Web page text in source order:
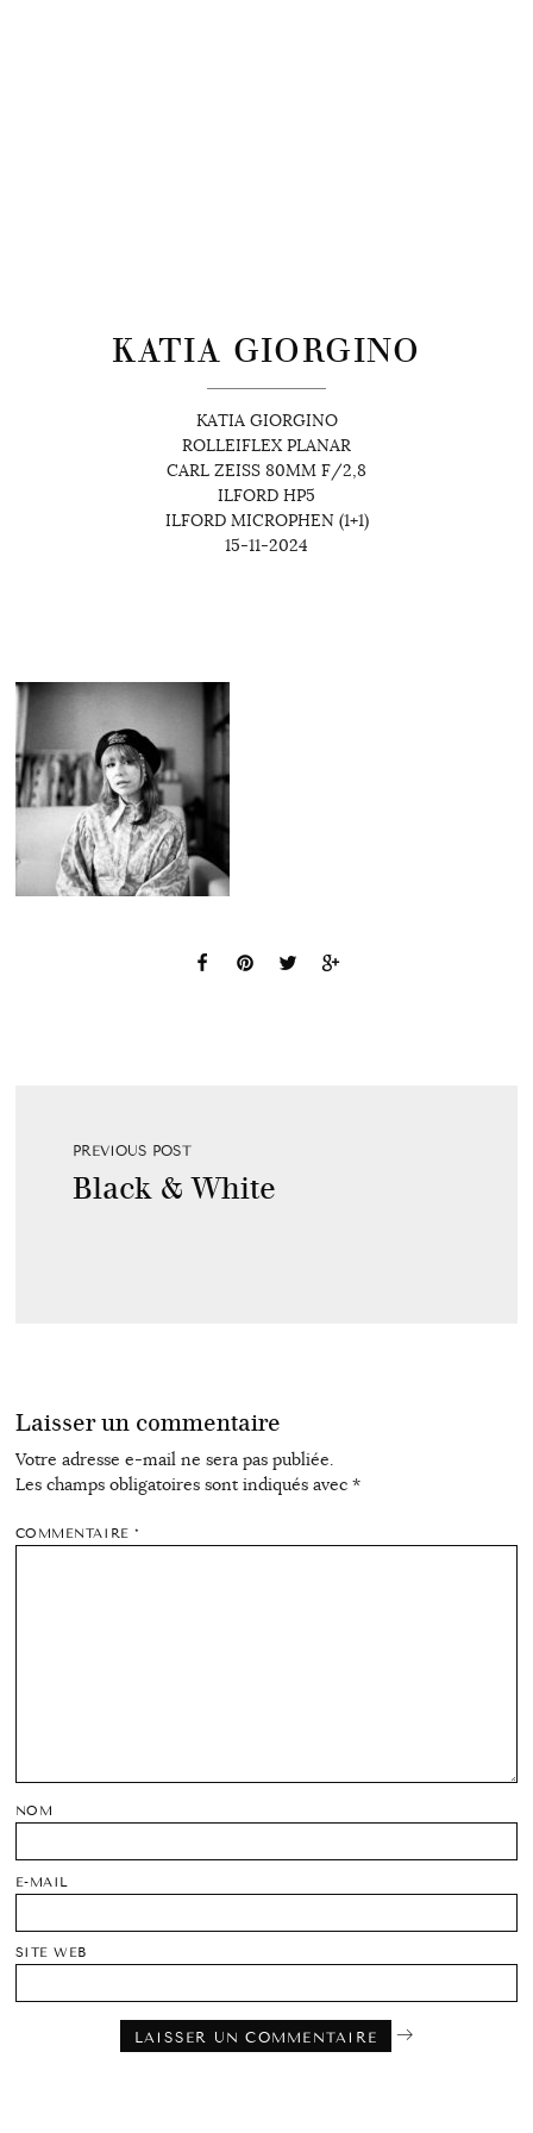
KATIA GIORGINO
KATIA GIORGINO
ROLLEIFLEX PLANAR
CARL ZEISS 80MM F/2,8
ILFORD HP5
ILFORD MICROPHEN (1+1)
15-11-2024
PREVIOUS POST
Black & White
Laisser un commentaire
Votre adresse e-mail ne sera pas publiée.
Les champs obligatoires sont indiqués avec *
COMMENTAIRE*
NOM
E-MAIL
SITE WEB